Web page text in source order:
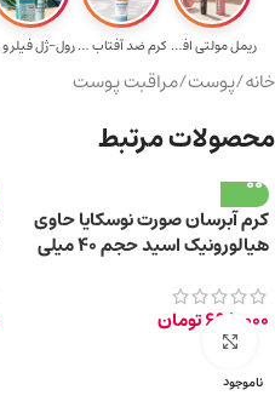
ریمل مولتی افکت... کرم ضد آفتاب حا...
خانه/پوست/مراقبت پوست
محصولات مرتبط
کرم آبرسان صورت نوسکایا حاوی
هیالورونیک اسید حجم 40 میلی
698,000تومان
ناموجود
برای بزرگ‌نمایی کلیک کنید